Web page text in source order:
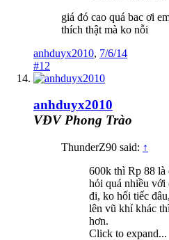
giá đó cao quá bac ơi
thích thật mà ko nỗi
anhduyx2010, 7/6/14
#12
anhduyx2010
VĐV Phong Trào
ThunderZ90 said: ↑
600k thì Rp 88
hỏi quá nhiều với
đi, ko hối tiếc
lên vũ khí khác
hơn.
Click to expand...